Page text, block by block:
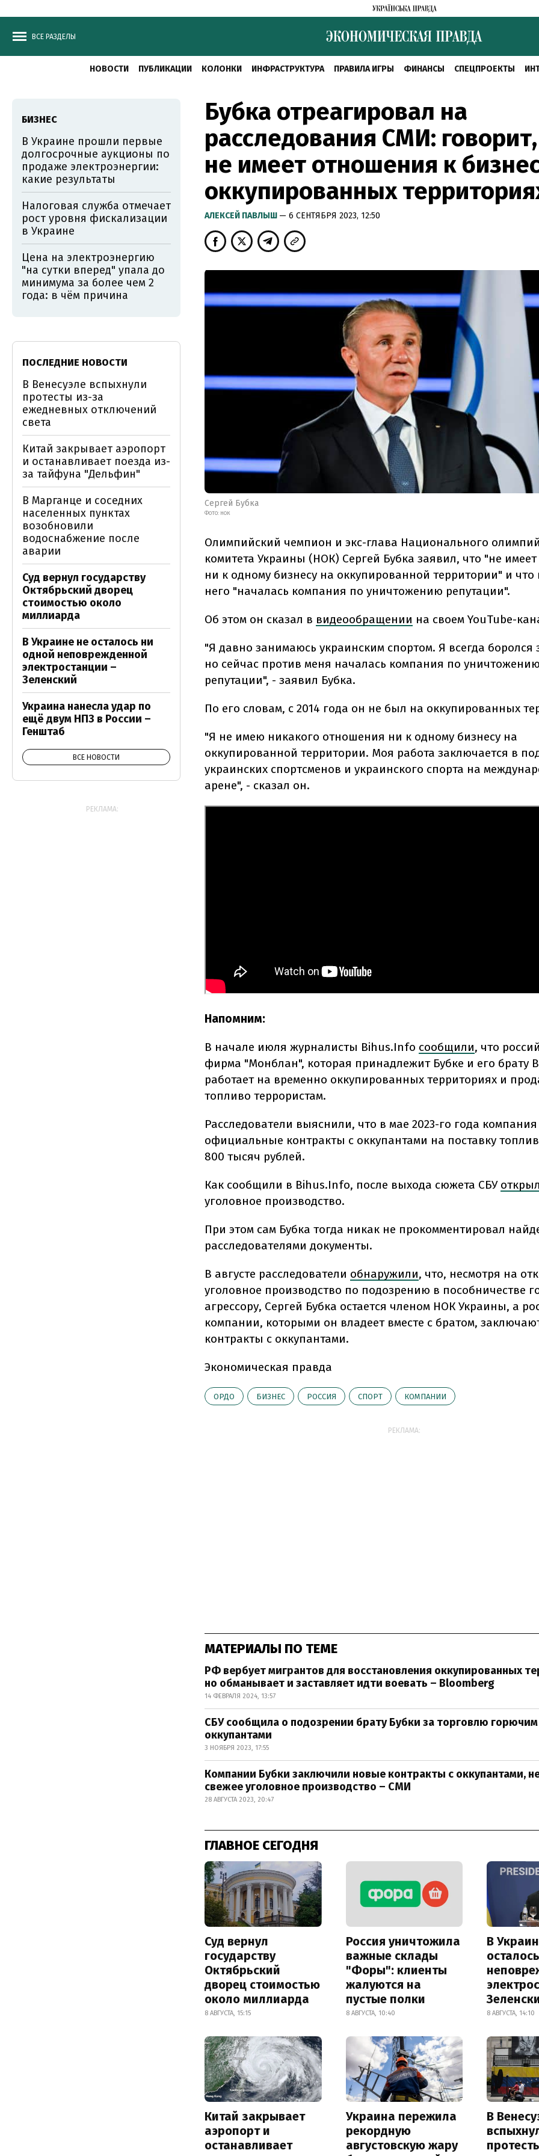
ВСЕ РАЗДЕЛЫ
НОВОСТИ ПУБЛИКАЦИИ КОЛОНКИ ИНФРАСТРУКТУРА ПРАВИЛА ИГРЫ ФИНАНСЫ СПЕЦПРОЕКТЫ
Бубка отреагировал на
расследования СМИ:
не имеет отношения к
оккупированных
АЛЕКСЕЙ ПАВЛЫШ — 6 СЕНТЯБРЯ 2023, 12:50
Сергей Бубка
ФОТО: НОК
Олимпийский чемпион и экс-глава Национального
комитета Украины (НОК) Сергей Бубка заявил, что "не
ни к одному бизнесу на оккупированной территории" и что
него "началась компания по уничтожению репутации".
Об этом он сказал в видеообращении на своем YouTube-
"Я давно занимаюсь украинским спортом. Я всегда боролся
но сейчас против меня началась компания по
репутации", - заявил Бубка.
По его словам, с 2014 года он не был на оккупированных
"Я не имею никакого отношения ни к одному бизнесу на
оккупированной территории. Моя работа заключается в
украинских спортсменов и украинского спорта на
арене", - сказал он.
Напомним:
В начале июля журналисты Bihus.Info сообщили, что
фирма "Монблан", которая принадлежит Бубке и его брату
работает на временно оккупированных территориях и
топливо террористам.
Расследователи выяснили, что в мае 2023-го года
официальные контракты с оккупантами на поставку
800 тысяч рублей.
Как сообщили в Bihus.Info, после выхода сюжета СБУ
уголовное производство.
При этом сам Бубка тогда никак не прокомментировал
расследователями документы.
В августе расследователи обнаружили, что, несмотря на
уголовное производство по подозрению в пособничестве
агрессору, Сергей Бубка остается членом НОК Украины, а
компании, которыми он владеет вместе с братом,
контракты с оккупантами.
Экономическая правда
ОРДО БИЗНЕС РОССИЯ СПОРТ КОМПАНИИ
РЕКЛАМА:
МАТЕРИАЛЫ ПО ТЕМЕ
РФ вербует мигрантов для восстановления оккупированных
но обманывает и заставляет идти воевать – Bloomberg
14 ФЕВРАЛЯ 2024, 13:57
СБУ сообщила о подозрении брату Бубки за торговлю горючим
оккупантами
3 НОЯБРЯ 2023, 17:55
Компании Бубки заключили новые контракты с оккупантами,
свежее уголовное производство – СМИ
28 АВГУСТА 2023, 20:47
ГЛАВНОЕ СЕГОДНЯ
Суд вернул
государству
Октябрьский
дворец стоимостью
около миллиарда
8 АВГУСТА, 15:15
Россия уничтожила
важные склады
"Форы": клиенты
жалуются на
пустые полки
8 АВГУСТА, 10:40
В
8 АВГУСТА, 14:10
Китай закрывает
аэропорт и
останавливает
Украина пережила
рекордную
августовскую жару
В
БИЗНЕС
В Украине прошли первые
долгосрочные аукционы по
продаже электроэнергии:
какие результаты
Налоговая служба отмечает
рост уровня фискализации
в Украине
Цена на электроэнергию
"на сутки вперед" упала до
минимума за более чем 2
года: в чём причина
ПОСЛЕДНИЕ НОВОСТИ
В Венесуэле вспыхнули
протесты из-за
ежедневных отключений
света
Китай закрывает аэропорт
и останавливает поезда из-
за тайфуна "Дельфин"
В Марганце и соседних
населенных пунктах
возобновили
водоснабжение после
аварии
Суд вернул государству
Октябрьский дворец
стоимостью около
миллиарда
В Украине не осталось ни
одной неповрежденной
электростанции –
Зеленский
Украина нанесла удар по
ещё двум НПЗ в России –
Генштаб
ВСЕ НОВОСТИ
РЕКЛАМА: